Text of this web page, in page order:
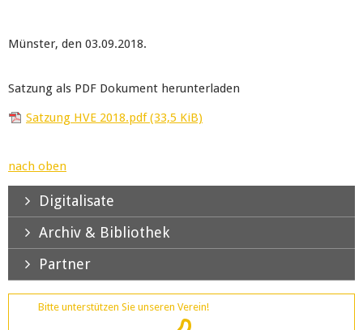
Münster, den 03.09.2018.
Satzung als PDF Dokument herunterladen
Satzung HVE 2018.pdf(33,5 KiB)
nach oben
Digitalisate
Archiv & Bibliothek
Partner
Bitte unterstützen Sie unseren Verein!